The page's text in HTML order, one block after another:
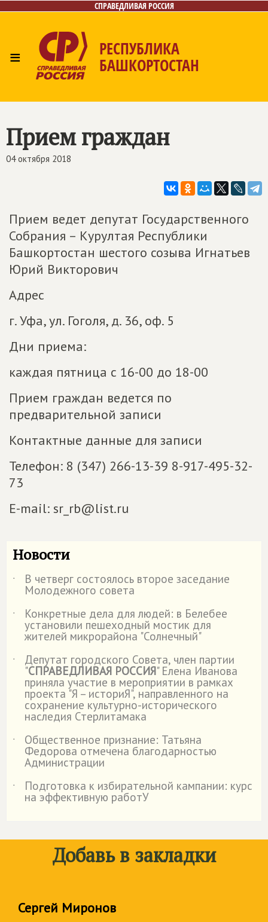
СПРАВЕДЛИВАЯ РОССИЯ
≡ РЕСПУБЛИКА
БАШКОРТОСТАН
Прием граждан
04 октября 2018
Прием ведет депутат Государственного
Собрания – Курултая Республики
Башкортостан шестого созыва Игнатьев
Юрий Викторович
Адрес
г. Уфа, ул. Гоголя, д. 36, оф. 5
Дни приема:
каждая пятница с 16-00 до 18-00
Прием граждан ведется по
предварительной записи
Контактные данные для записи
Телефон: 8 (347) 266-13-39 8-917-495-32-
73
E-mail: sr_rb@list.ru
Новости
˙ В четверг состоялось второе заседание
Молодежного совета
˙
Конкретные дела для людей: в Белебее
установили пешеходный мостик для
жителей микрорайона "Солнечный"
˙
Депутат городского Совета, член партии
"СПРАВЕДЛИВАЯ РОССИЯ" Елена Иванова
приняла участие в мероприятии в рамках
проекта "Я – историЯ", направленного на
сохранение культурно-исторического
наследия Стерлитамака
˙
Общественное признание: Татьяна
Федорова отмечена благодарностью
Администрации
˙
Подготовка к избирательной кампании: курс
на эффективную работУ
Добавь в закладки
Сергей Миронов